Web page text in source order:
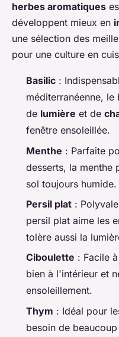
herbes aromatiques
développent mieux en
une sélection des
pour une culture en
Basilic :
méditerranéenne,
de lumière et de
fenêtre ensoleillée.
Menthe : Parfaite
desserts, la menthe
sol toujours humide.
Persil plat :
persil plat aime les
tolère aussi la
Ciboulette : Facile
bien à l'intérieur et
ensoleillement.
Thym : Idéal pour
besoin de